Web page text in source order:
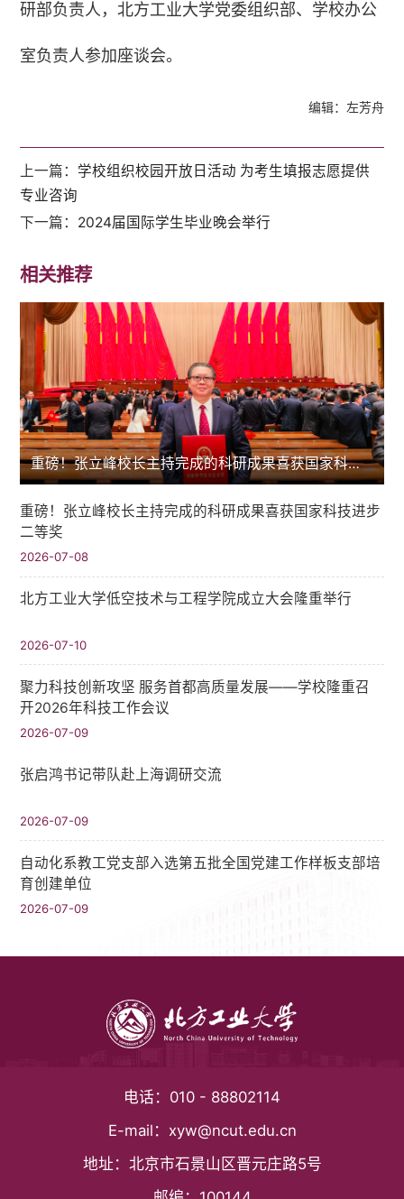
研部负责人，北方工业大学党委组织部、学校办公
室负责人参加座谈会。
编辑：左芳舟
上一篇： 学校组织校园开放日活动 为考生填报志愿提供
专业咨询
下一篇： 2024届国际学生毕业晚会举行
相关推荐
重磅！张立峰校长主持完成的科研成果喜获国家科技进步二等奖
重磅！张立峰校长主持完成的科研成果喜获国家科技进步
二等奖
2026-07-08
北方工业大学低空技术与工程学院成立大会隆重举行
2026-07-10
聚力科技创新攻坚 服务首都高质量发展——学校隆重召
开2026年科技工作会议
2026-07-09
张启鸿书记带队赴上海调研交流
2026-07-09
自动化系教工党支部入选第五批全国党建工作样板支部培
育创建单位
2026-07-09
电话： 010 - 88802114
E-mail： xyw@ncut.edu.cn
地址： 北京市石景山区晋元庄路5号